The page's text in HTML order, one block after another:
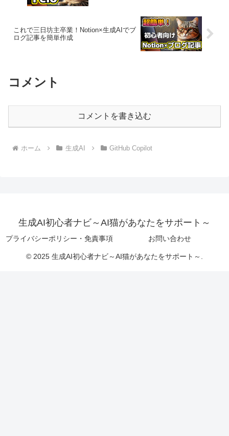
これで三日坊主卒業！Notion×生成AIでブ
ログ記事を簡単作成
コメント
コメントを書き込む
ホーム 生成AI GitHub Copilot
生成AI初心者ナビ～AI猫があなたをサポート～
プライバシーポリシー・免責事項 お問い合わせ
© 2025 生成AI初心者ナビ～AI猫があなたをサポート～.